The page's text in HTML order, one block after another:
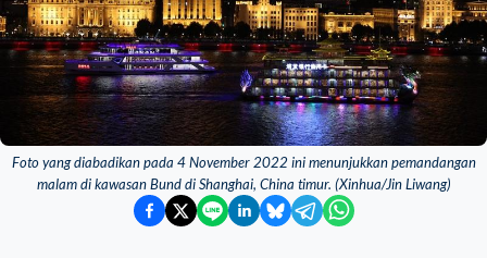
Foto yang diabadikan pada 4 November 2022 ini menunjukkan pemandangan
malam di kawasan Bund di Shanghai, China timur. (Xinhua/Jin Liwang)